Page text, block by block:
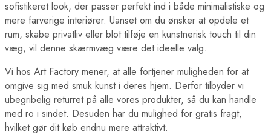
sofistikeret look, der passer perfekt ind i både minimalistiske og
mere farverige interiører. Uanset om du ønsker at opdele et
rum, skabe privatliv eller blot tilføje en kunstnerisk touch til din
væg, vil denne skærmvæg være det ideelle valg.
Vi hos Art Factory mener, at alle fortjener muligheden for at
omgive sig med smuk kunst i deres hjem. Derfor tilbyder vi
ubegribelig returret på alle vores produkter, så du kan handle
med ro i sindet. Desuden har du mulighed for gratis fragt,
hvilket gør dit køb endnu mere attraktivt.